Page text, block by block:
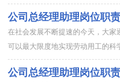
编帮大家整理的美术老师岗位职
公司总经理助理岗位职
在社会发展不断提速的今天，大
可以最大限度地实现劳动用工的
是小编为大家整理的公司总经理
公司总经理助理岗位职